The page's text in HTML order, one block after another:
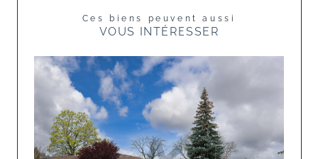
Ces biens peuvent aussi
VOUS INTÉRESSER